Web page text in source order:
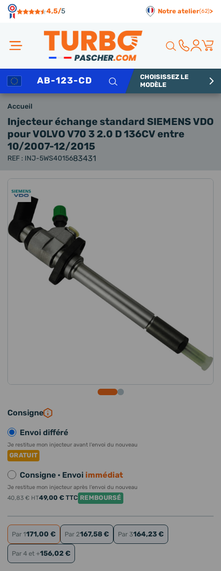
4,5/5 Notre atelier(62)>
Rechercher
CHOISISSEZ LE
MODÈLE
Accueil
Injecteur échange standard SIEMENS VDO
pour VOLVO V70 3 2.0 D 136CV entre
10/2007-12/2015
REF : INJ-5WS4015683431
Consigne
Envoi différé
Je restitue mon injecteur avant l'envoi du nouveau
GRATUIT
Consigne · Envoi immédiat
Je restitue mon injecteur après l'envoi du nouveau
40,83 € HT49,00 €TTC REMBOURSÉ
Par 1171,00 € Par 2167,58 € Par 3164,23 €
Par 4 et +156,02 €
Panneau de gestion des cookies